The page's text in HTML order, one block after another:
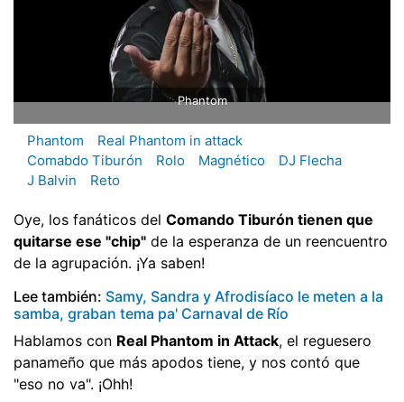
Phantom
Phantom
Real Phantom in attack
Comabdo Tiburón
Rolo Magnético
DJ Flecha
J Balvin
Reto
Oye, los fanáticos del Comando Tiburón tienen que
quitarse ese "chip" de la esperanza de un reencuentro
de la agrupación. ¡Ya saben!
Lee también: Samy, Sandra y Afrodisíaco le meten a la
samba, graban tema pa' Carnaval de Río
Hablamos con Real Phantom in Attack, el reguesero
panameño que más apodos tiene, y nos contó que
"eso no va". ¡Ohh!